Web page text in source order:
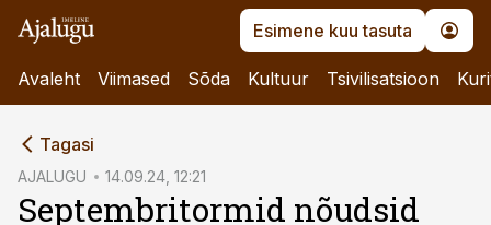
Esimene kuu tasuta
Avaleht Viimased Sõda Kultuur Tsivilisatsioon
Tagasi
AJALUGU 14.09.24, 12:21
Septembritormid nõudsid